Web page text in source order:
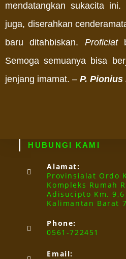
mendatangkan sukacita
juga, diserahkan
baru ditahbiskan. Proficiat
Semoga semuanya bisa
jenjang imamat. – P. Pionius
HUBUNGI KAMI
Alamat:
Provinsialat Ordo
Kompleks Rumah
Adisucipto Km. 9,6
Kalimantan Barat
Phone:
0561-722451
Email: